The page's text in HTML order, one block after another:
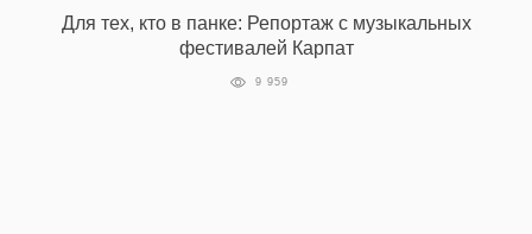
Для тех, кто в панке: Репортаж с музыкальных
фестивалей Карпат
9 959